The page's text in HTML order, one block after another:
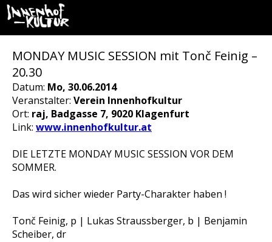
MONDAY MUSIC SESSION mit Tonč Feinig –
20.30
Datum: Mo, 30.06.2014
Veranstalter: Verein Innenhofkultur
Ort: raj, Badgasse 7, 9020 Klagenfurt
Link: www.innenhofkultur.at
DIE LETZTE MONDAY MUSIC SESSION VOR DEM
SOMMER.
Das wird sicher wieder Party-Charakter haben !
Tonč Feinig, p | Lukas Straussberger, b | Benjamin
Scheiber, dr